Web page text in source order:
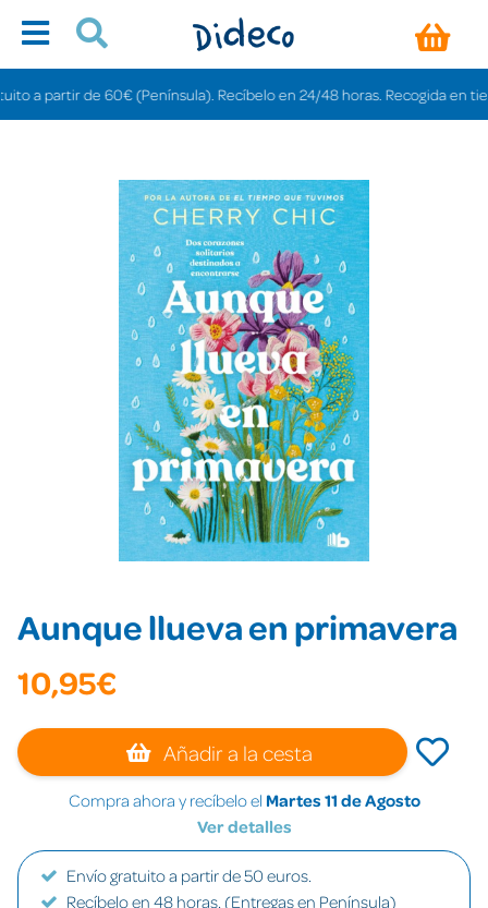
de 60€ (Península). Recíbelo en 24/48 horas. Recogida en tiendas
Aunque llueva en primavera
10,95€
Añadir a la cesta
Compra ahora y recíbelo el Martes 11 de Agosto
Ver detalles
Envío gratuito a partir de 50 euros.
Recíbelo en 48 horas. (Entregas en Península)